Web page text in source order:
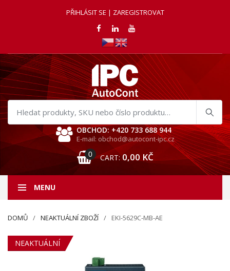
PŘIHLÁSIT SE | ZAREGISTROVAT
Hledat
produkty
OBCHOD: +420 733 688 944
E-mail: obchod@autocont-ipc.cz
0 CART: 0,00 KČ
MENU
DOMŮ NEAKTUÁLNÍ ZBOŽÍ EKI-5629C-MB-AE
NEAKTUÁLNÍ